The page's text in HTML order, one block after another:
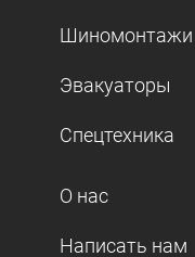
Шиномонтажи
Эвакуаторы
Спецтехника
О нас
Написать нам